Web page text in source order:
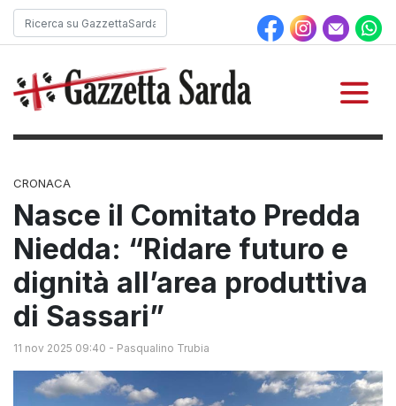
CRONACA
Nasce il Comitato Predda
Niedda: “Ridare futuro e
dignità all’area produttiva
di Sassari”
11 nov 2025 09:40 - Pasqualino Trubia